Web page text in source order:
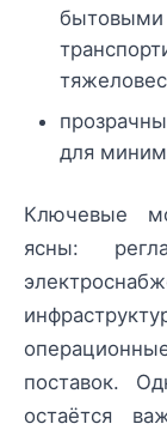
бытовыми
для
Ключевые
ясны:
поставок.
остаётся